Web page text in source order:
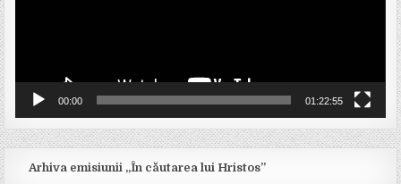
00:00 01:22:55
Arhiva emisiunii „În căutarea lui Hristos”